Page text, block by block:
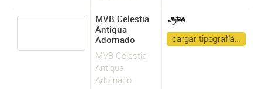
MVB Celestia
Antiqua
Adornado
MVB Celestia
Antiqua
Adornado
cargar tipografía…